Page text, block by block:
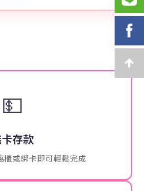
💵
存款
櫃或綁卡即可輕鬆完成